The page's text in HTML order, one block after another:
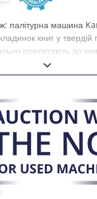
палітурна машина
книг у твердій
прилягають до
її під
Робоча ширина:
конструкція
палітурці,
та палітурок.